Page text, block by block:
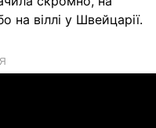
на віллі у Швейцарії.